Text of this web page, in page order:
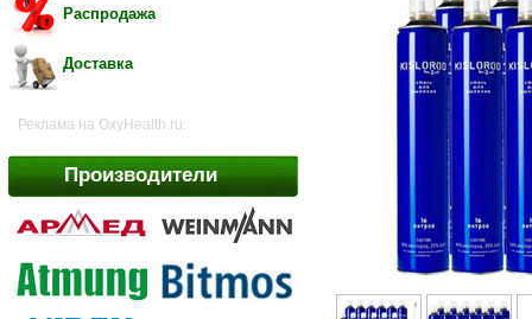
Распродажа
Доставка
Реклама на OxyHealth.ru:
Производители